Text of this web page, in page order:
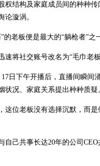
权结构及家庭成员间的种种
论漩涡。
老板便是最大的“躺枪者”之
速将社交账号改名为“毛巾老
日下午开播后，直播间瞬
况、家庭关系提出种种质疑
这位老板没有选择沉默，而
自己共事长达20年的公司